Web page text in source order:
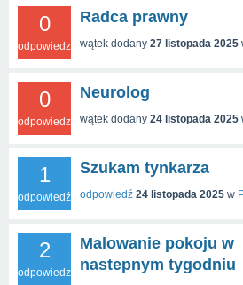
0
odpowiedzi
Radca prawny
wątek dodany 27 listopada 2025
0
odpowiedzi
Neurolog
wątek dodany 24 listopada 2025
1
odpowiedź
Szukam tynkarza
odpowiedź 24 listopada 2025 w
2
odpowiedzi
Malowanie pokoju w
nastepnym tygodniu